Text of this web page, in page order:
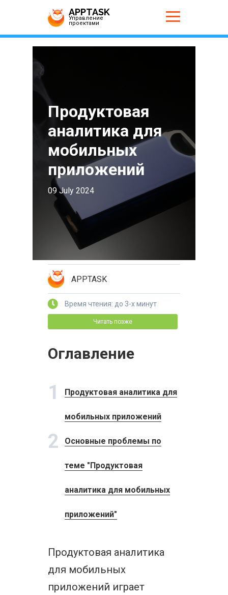
APPTASK
Управление
проектами
Продуктовая
аналитика для
мобильных
приложений
09 July 2024
APPTASK
Время чтения: до 3-х минут
Читать позже
Оглавление
1 Продуктовая аналитика для
мобильных приложений
2 Основные проблемы по
теме "Продуктовая
аналитика для мобильных
приложений"
Продуктовая аналитика
для мобильных
приложений играет